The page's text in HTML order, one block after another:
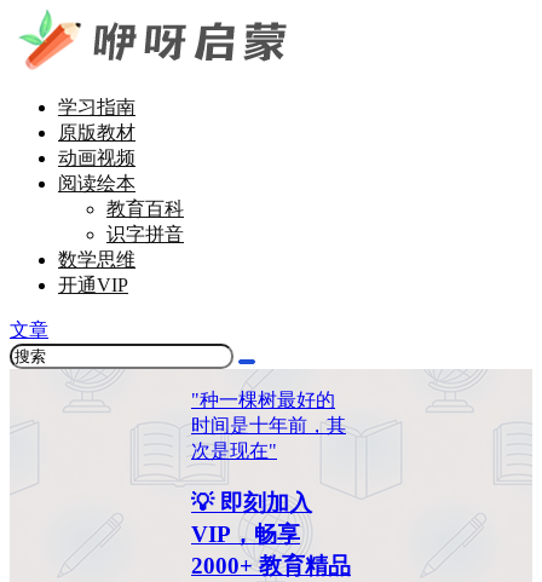
学习指南
原版教材
动画视频
阅读绘本
教育百科
识字拼音
数学思维
开通VIP
文章
"种一棵树最好的
时间是十年前，其
次是现在"
💡 即刻加入
VIP，畅享
2000+ 教育精品